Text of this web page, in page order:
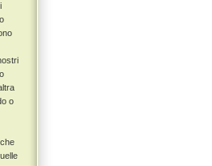
o